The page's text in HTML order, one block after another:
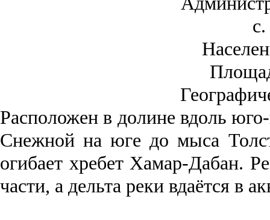
Рас­положен в долине вдоль
Снежной на юге до мыса
огибает хребет Хамар-Дабан.
части, а дельта реки вда­ётся в